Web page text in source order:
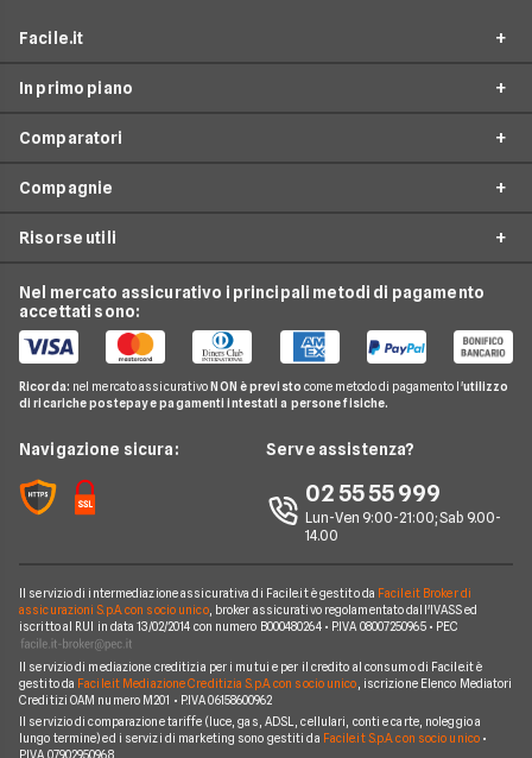
Facile.it
Assicurazioni
Prestiti
Conti e Carte
Telefonia Mobile
Pay TV
Noleggio Lungo Termine
News
Chi siamo
Perché scegliere Facile.it
Mappa del sito
In primo piano
Offerte Fibra
Offerte ADSL
Offerte Internet Casa
Offerte Internet Partita Iva
Internet senza linea fissa
Comparatori
Migliore Connessione Internet
Offerte Internet Satellitare
Internet Seconda Casa
Offerte Internet Illimitato
Compagnie
Vodafone
Fastweb
Linkem
Tiscali
Wind Tre
Aruba
Eolo
Operatori Internet Casa
Risorse utili
Verifica Copertura Fibra Ottica
Internet Speed Test
Guide Internet Casa
Argomenti in evidenza internet casa
Notizie internet casa
Domande frequenti internet casa
Nel mercato assicurativo i principali metodi di pagamento
accettati sono:
Ricorda: nel mercato assicurativo NON è previsto come metodo di pagamento l'utilizzo
di ricariche postepay e pagamenti intestati a persone fisiche.
Navigazione sicura: Serve assistenza?
02 55 55 999
Lun-Ven 9:00-21:00; Sab 9.00-
14.00
Il servizio di intermediazione assicurativa di Facile.it è gestito da Facile.it Broker di
assicurazioni S.p.A. con socio unico, broker assicurativo regolamentato dall'IVASS ed
iscritto al RUI in data 13/02/2014 con numero B000480264 • P.IVA 08007250965 • PEC
Il servizio di mediazione creditizia per i mutui e per il credito al consumo di Facile.it è
gestito da Facile.it Mediazione Creditizia S.p.A. con socio unico , iscrizione Elenco Mediatori
Creditizi OAM numero M201 • P.IVA 06158600962
Il servizio di comparazione tariffe (luce, gas, ADSL, cellulari, conti e carte, noleggio a
lungo termine) ed i servizi di marketing sono gestiti da Facile.it S.p.A. con socio unico•
P.IVA 07902950968